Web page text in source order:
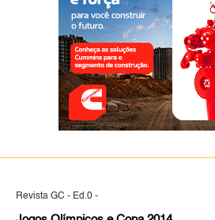
Revista GC - Ed.0 -